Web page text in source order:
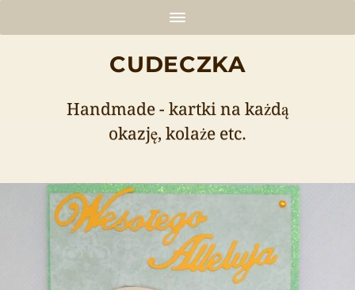
CUDECZKA
Handmade - kartki na każdą
okazję, kolaże etc.